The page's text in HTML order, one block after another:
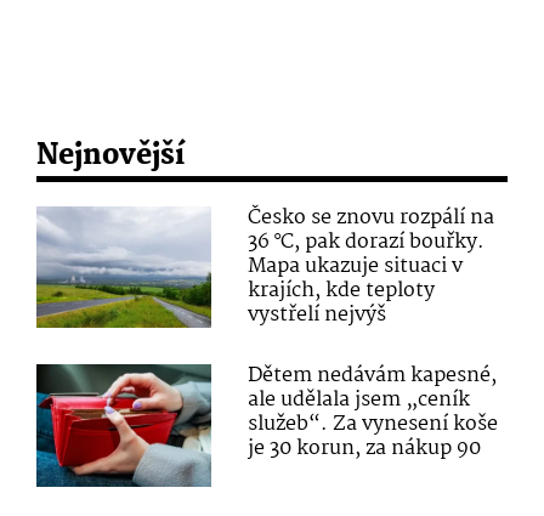
Nejnovější
Česko se znovu rozpálí na
36 °C, pak dorazí bouřky.
Mapa ukazuje situaci v
krajích, kde teploty
vystřelí nejvýš
Dětem nedávám kapesné,
ale udělala jsem „ceník
služeb“. Za vynesení koše
je 30 korun, za nákup 90